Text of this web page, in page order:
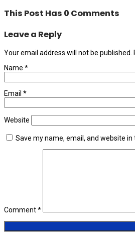
This Post Has 0 Comments
Leave a Reply
Your email address will not be published.
Name *
Email *
Website
Save my name, email, and website
Comment*